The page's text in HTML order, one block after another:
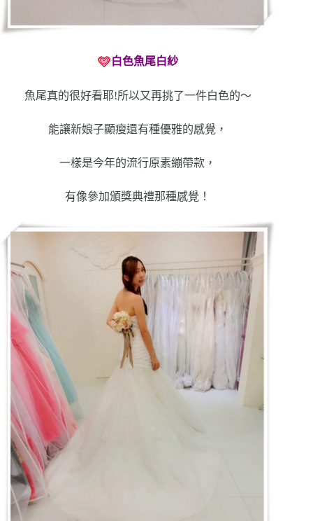
白色魚尾白紗
魚尾真的很好看耶!所以又再挑了一件白色的～
能讓新娘子顯瘦還有種優雅的感覺，
一樣是今年的流行原素繃帶款，
有像參加頒獎典禮那種感覺！